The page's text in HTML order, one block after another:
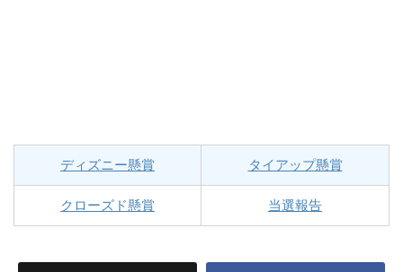
ディズニー懸賞 タイアップ懸賞
クローズド懸賞 当選報告